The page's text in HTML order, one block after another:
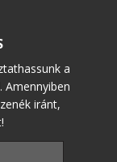
a
Amennyiben
iránt,